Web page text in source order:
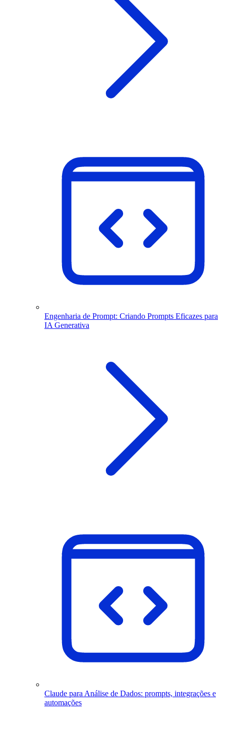
Engenharia de Prompt: Criando Prompts Eficazes para
IA Generativa
Claude para Análise de Dados: prompts, integrações e
automações